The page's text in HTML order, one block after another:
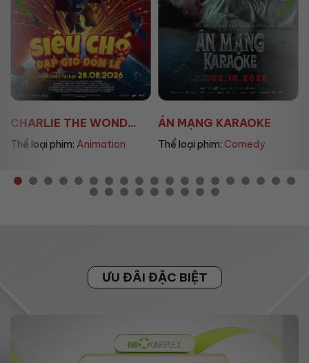
CHARLIE THE WOND...
Thể loại phim: Animation
ÁN MẠNG KARAOKE
Thể loại phim: Comedy
ƯU ĐÃI ĐẶC BIỆT